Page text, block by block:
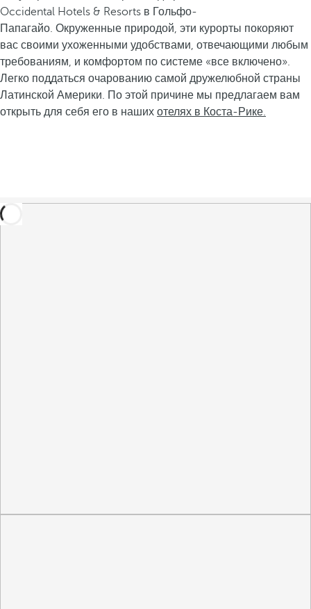
Occidental Hotels & Resorts в Гольфо-
Папагайо. Окруженные природой, эти курорты покоряют
вас своими ухоженными удобствами, отвечающими любым
требованиям, и комфортом по системе «все включено».
Легко поддаться очарованию самой дружелюбной страны
Латинской Америки. По этой причине мы предлагаем вам
открыть для себя его в наших отелях в Коста-Рике.